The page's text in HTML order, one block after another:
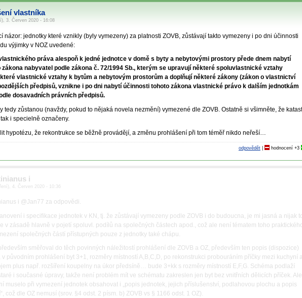
vlastníka
3. Červen 2020 - 16:08
názor: jednotky které vznikly (byly vymezeny) za platnosti ZOVB, zůstávají takto vymezeny i po dni účinnosti
výjimky v NOZ uvedené:
práva alespoň k jedné jednotce v domě s byty a nebytovými prostory přede dnem nabytí
nabyvatel podle zákona č. 72/1994 Sb., kterým se upravují některé spoluvlastnické vztahy
vlastnické vztahy k bytům a nebytovým prostorům a doplňují některé zákony (zákon o vlastnictví
předpisů, vznikne i po dni nabytí účinnosti tohoto zákona vlastnické právo k dalším jednotkám
dosavadních právních předpisů.
tedy zůstanou (navždy, pokud to nějaká novela nezmění) vymezené dle ZOVB. Ostatně si všimněte, že
i specielně označeny.
hypotézu, že rekontrukce se běžně provádějí, a změnu prohlášení při tom téměř nikdo neřeší…
odpovědět| hodnocení +3
i
4. Červen 2020 - 10:36
i @Jan77 za odpovědi.
i specifikace jednotek v KN, tj. že zůstávají vymezeny podle ZOVB i do budoucna, je mi jasná a nijak
v zásadě hlavně v pojetí spoluvl. podílů na společných částech apod., což ale není tématem toho
společných částí přístupných pouze z jednotky také chápu.
směřoval do těch povinných náležitostí prohlášení dle ZOVB a OZ, především ten popis (dispozice)
v původním prohlášení byt 3+1, rozměry místností A,B,C,D, po rekonstrukci probouráním příčky mezi kuchyní a
plus např. rozšíření koupelny na úkor předsíně… bude 3+kk s rozměry místností E,F,G. Schéma podlaží
i současné úpravy, takže není problém mít ve schématu zakreslen jen byt bez vnitřních dělicích příček. Ale
muselo při vymezení jednotek obsahovat i „popis jednotek, jejich příslušenství, podlahovou plochu a popis
což dle OZ nemusí (srov. §4 odst. 2 písm. b) ZOVB vs § 1166 odst. 1 OZ).